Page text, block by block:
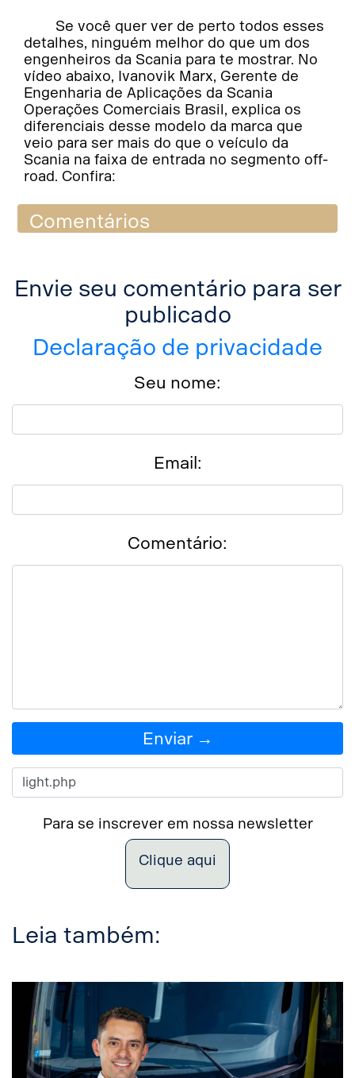
Se você quer ver de perto todos esses
detalhes, ninguém melhor do que um dos
engenheiros da Scania para te mostrar. No
vídeo abaixo, Ivanovik Marx, Gerente de
Engenharia de Aplicações da Scania
Operações Comerciais Brasil, explica os
diferenciais desse modelo da marca que
veio para ser mais do que o veículo da
Scania na faixa de entrada no segmento off-
road. Confira:
Comentários
Envie seu comentário para ser
publicado
Declaração de privacidade
Seu nome:
Email:
Comentário:
Enviar →
Para se inscrever em nossa newsletter
Clique aqui
Leia também: